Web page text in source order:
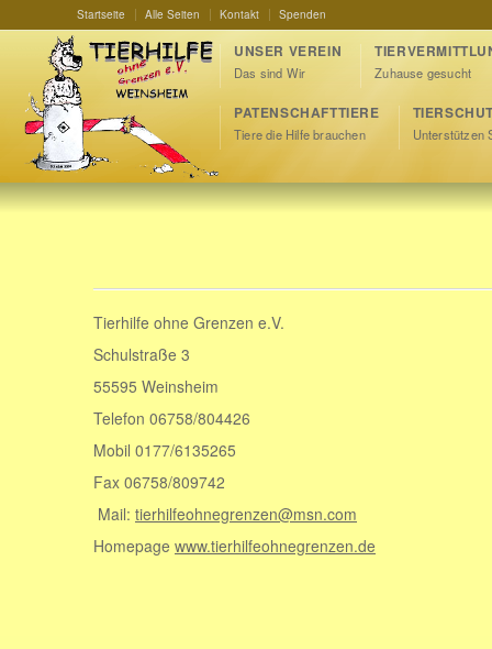
Startseite Alle Seiten Kontakt Spenden
UNSER VEREIN
Das sind Wir Zuhause gesucht
PATENSCHAFTTIERE
Tiere die Hilfe brauchen Unterstützen
Tierhilfe ohne Grenzen e.V.
Schulstraße 3
55595 Weinsheim
Telefon 06758/804426
Mobil 0177/6135265
Fax 06758/809742
Mail: tierhilfeohnegrenzen@msn.com
Homepage www.tierhilfeohnegrenzen.de